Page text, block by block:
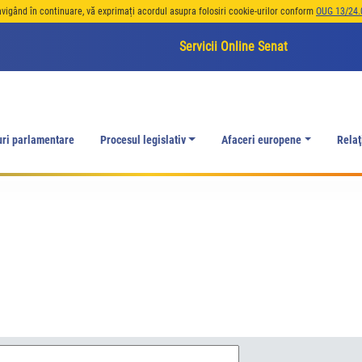
în continuare, vă exprimați acordul asupra folosiri cookie-urilor conform OUG 13/
Servicii Online Senat
parlamentare Procesul legislativ Afaceri europene